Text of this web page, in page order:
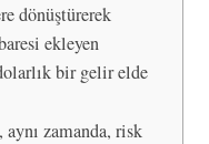
dönüştürerek
ekleyen
bir gelir elde
zamanda, risk